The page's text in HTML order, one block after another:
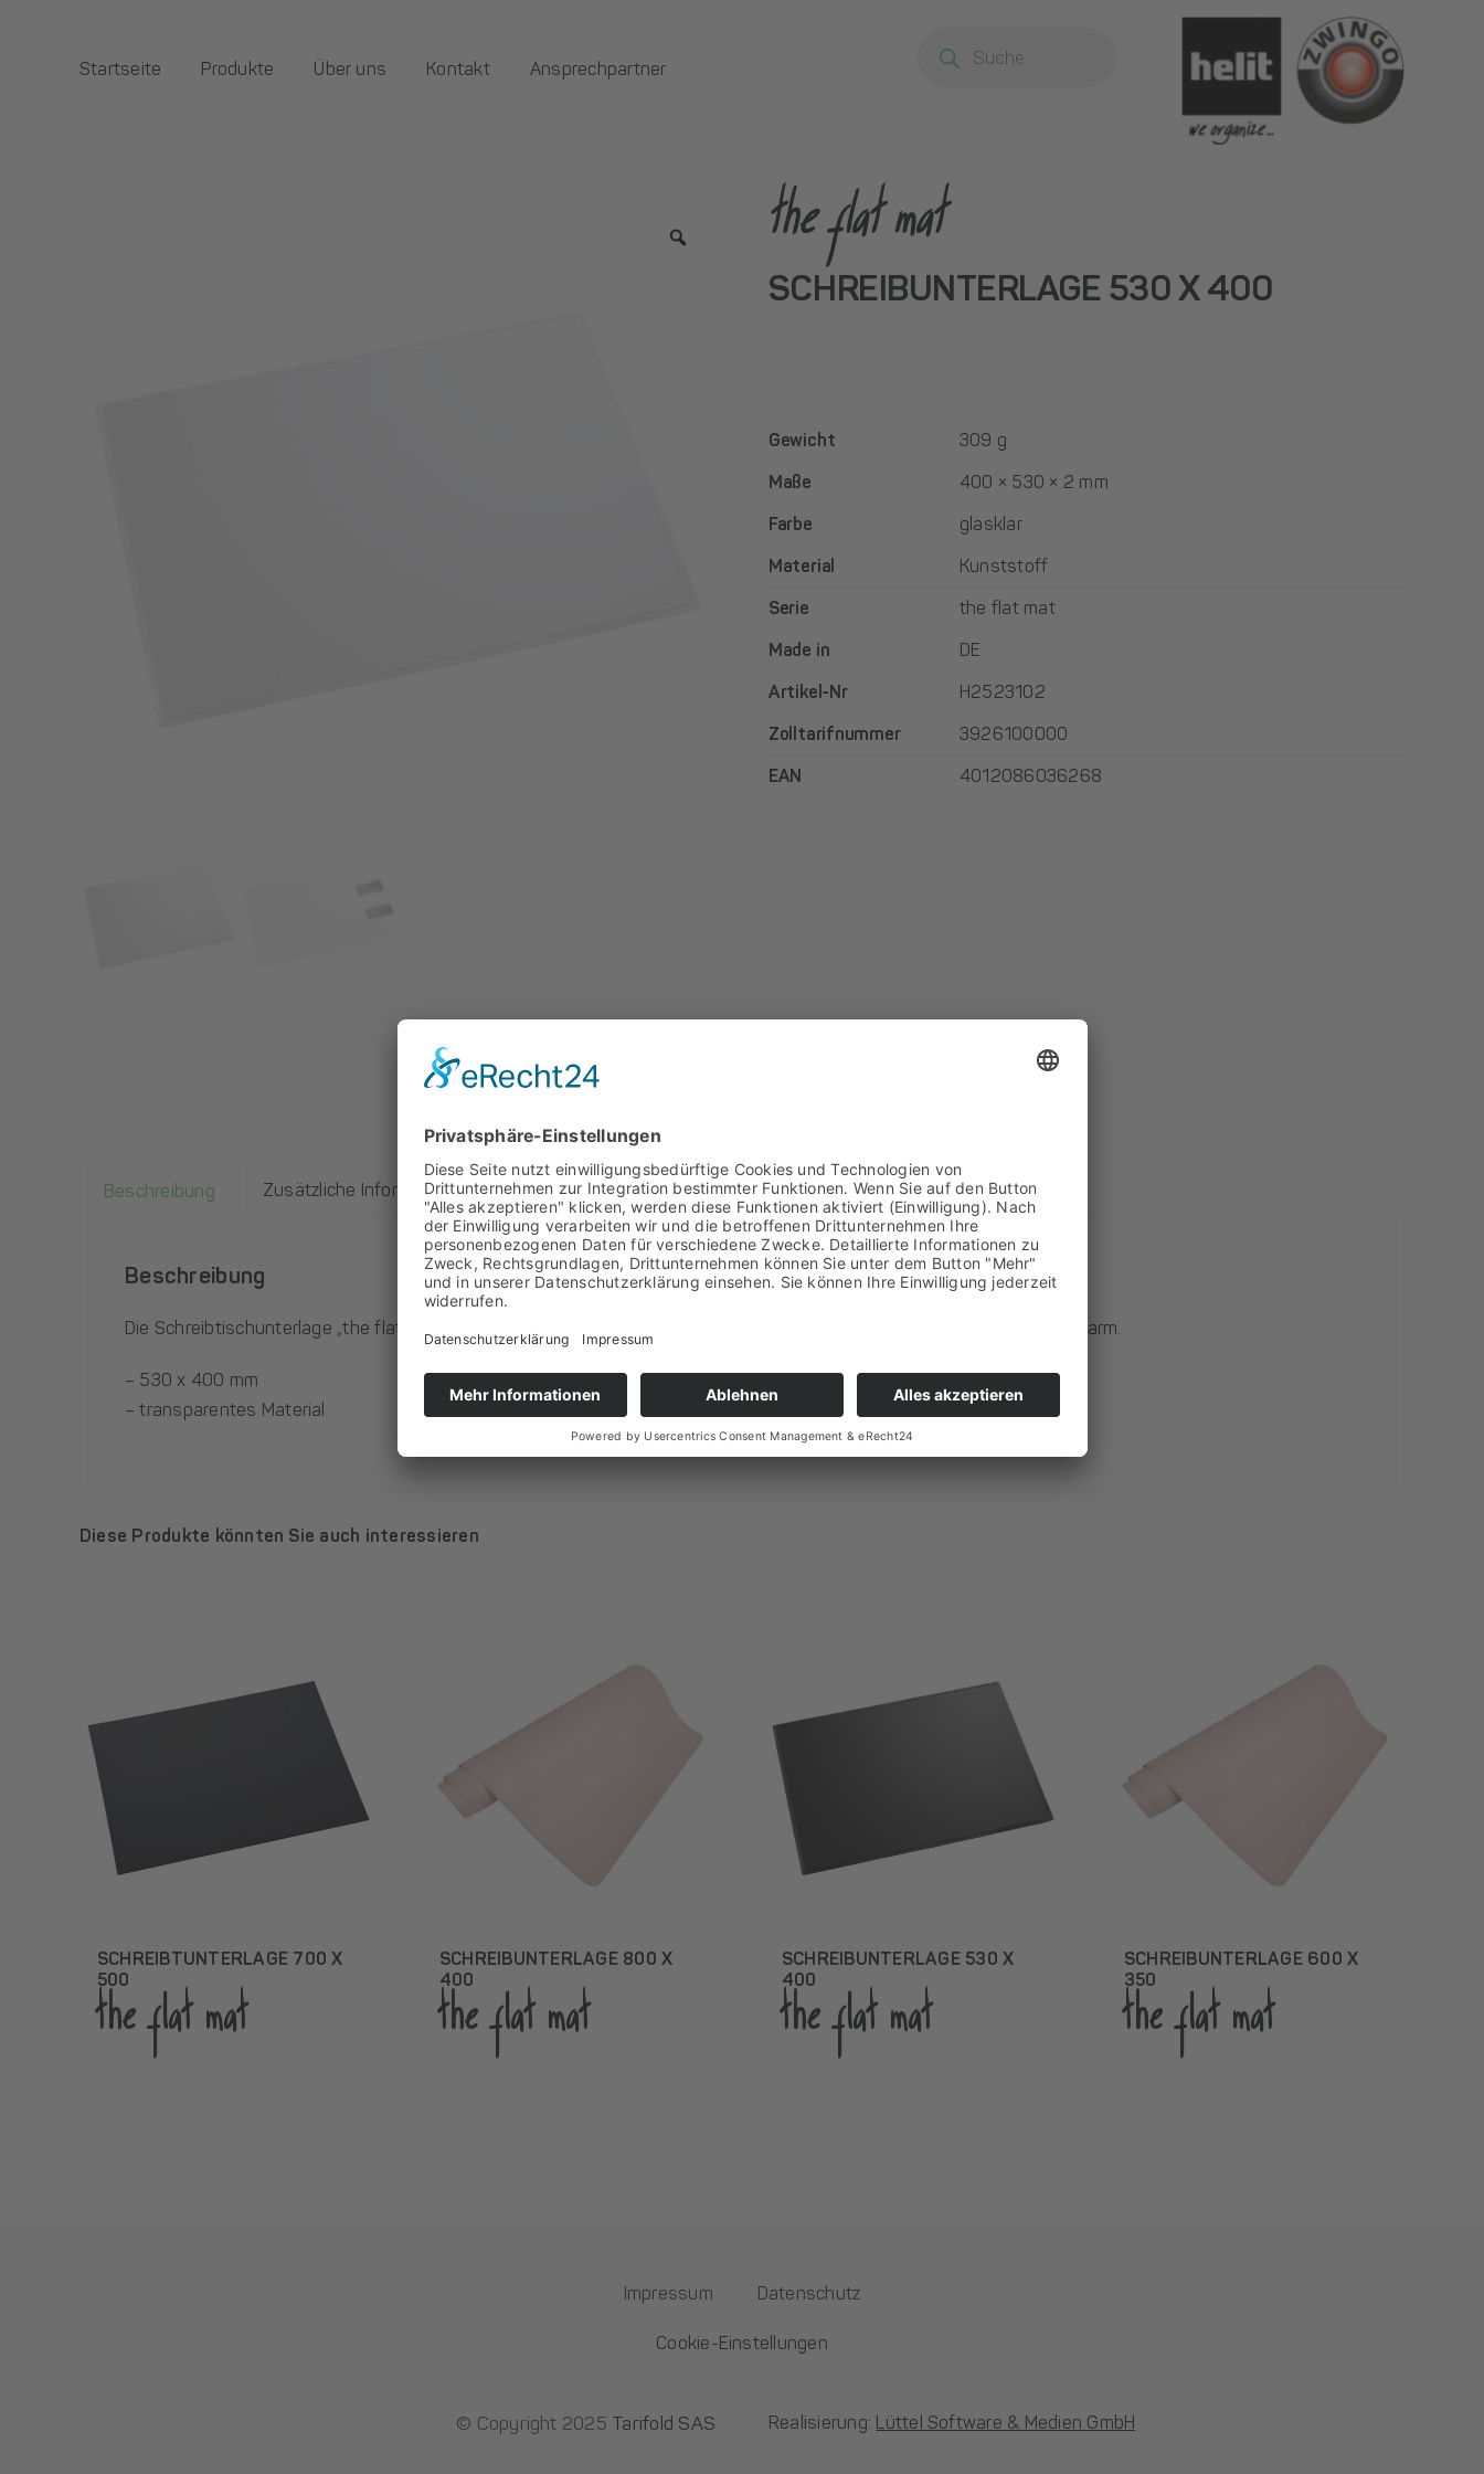
Startseite Produkte Über uns Kontakt Ansprechpartner
search
the flat mat
SCHREIBUNTERLAGE 530 X 400
Gewicht
309 g
Maße
400 × 530 × 2 mm
Farbe
glasklar
Material
Kunststoff
Serie
the flat mat
Made in
DE
Artikel-Nr
H2523102
Zolltarifnummer
3926100000
EAN
4012086036268
Beschreibung Zusätzliche Informationen
Beschreibung
Die Schreibtischunterlage „the flat mat“ im Format 530 x 400 mm besteht aus transparentem Kunststoff und ist reflexarm.
– 530 x 400 mm
– transparentes Material
Diese Produkte könnten Sie auch interessieren
SCHREIBTUNTERLAGE 700 X
500
the flat mat
SCHREIBUNTERLAGE 800 X
400
the flat mat
SCHREIBUNTERLAGE 530 X
400
the flat mat
SCHREIBUNTERLAGE 600 X
350
the flat mat
Impressum Datenschutz
Cookie-Einstellungen
© Copyright 2025 Tarifold SAS Realisierung: Lüttel Software & Medien GmbH